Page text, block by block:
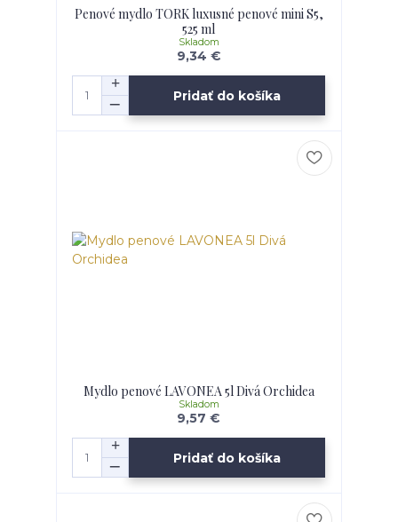
Penové mydlo TORK luxusné penové mini S5,
525 ml
9,34 €
Skladom
Pridať do košíka
Mydlo penové LAVONEA 5l Divá Orchidea
9,57 €
Skladom
Pridať do košíka